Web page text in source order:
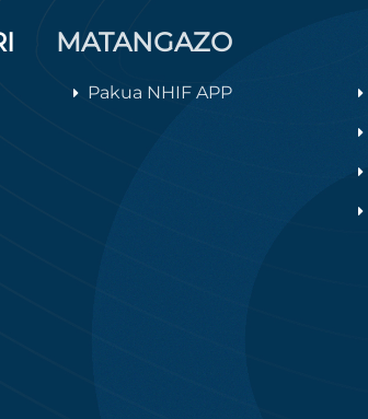
MATANGAZO
Pakua NHIF APP